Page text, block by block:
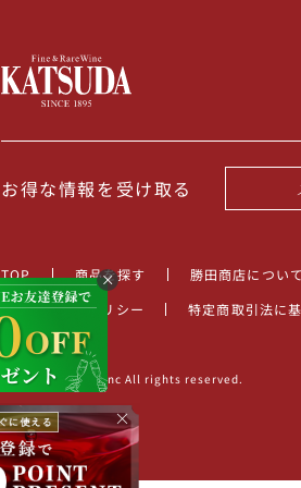
×
お得な情報を受け取る
TOP 商品を探す
勝田商店につい
プライバシーポリシー
特定商取引法に
©2022 KATSUDA.inc All rights reserved.